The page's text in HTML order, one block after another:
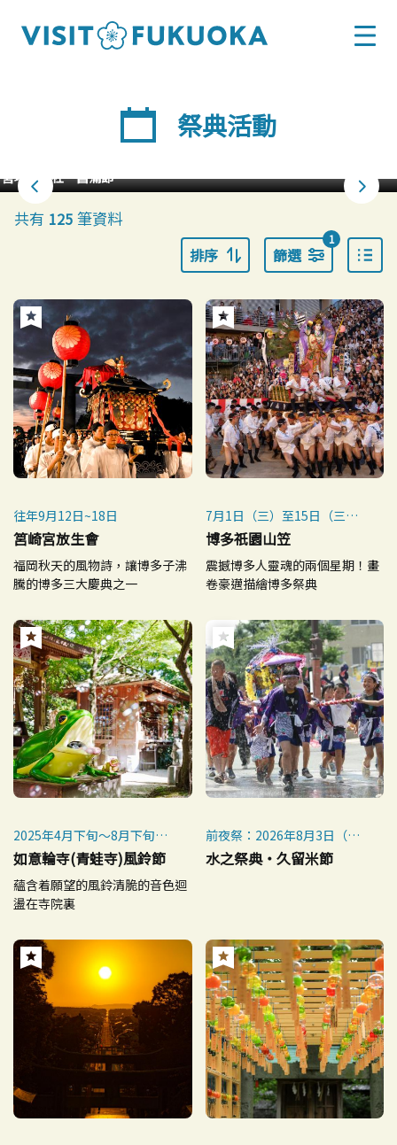
祭典活動
豐盛的鬱金香展
共有 125 筆資料
排序 篩選
1
往年9月12日~18日
筥崎宮放生會
福岡秋天的風物詩，讓博多子沸
騰的博多三大慶典之一
7月1日（三）至15日（三）
裝飾山笠一般公開
7月12日（日）追山笠預演
7月13日（一）集團山笠表演
7月15日（三）（4:59起）追
※ 每年7月1日~15日舉行
博多祇園山笠
震撼博多人靈魂的兩個星期！畫
卷豪邁描繪博多祭典
2025年4月下旬～8月下旬
（預定）
如意輪寺(青蛙寺)風鈴節
蘊含着願望的風鈴清脆的音色迴
盪在寺院裏
前夜祭：2026年8月3日（星
期一）
水之祭典・久留米節